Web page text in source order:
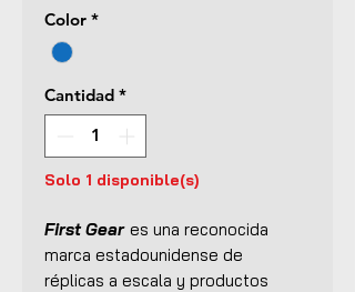
Color *
Cantidad *
Solo 1 disponible(s)
First Gear es una reconocida
marca estadounidense de
réplicas a escala y productos